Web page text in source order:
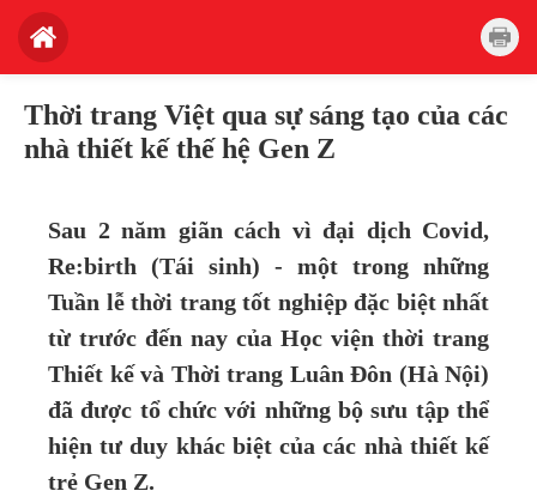
Thời trang Việt qua sự sáng tạo của các
nhà thiết kế thế hệ Gen Z
Sau 2 năm giãn cách vì đại dịch Covid,
Re:birth (Tái sinh) - một trong những
Tuần lễ thời trang tốt nghiệp đặc biệt nhất
từ trước đến nay của Học viện thời trang
Thiết kế và Thời trang Luân Đôn (Hà Nội)
đã được tổ chức với những bộ sưu tập thể
hiện tư duy khác biệt của các nhà thiết kế
trẻ Gen Z.